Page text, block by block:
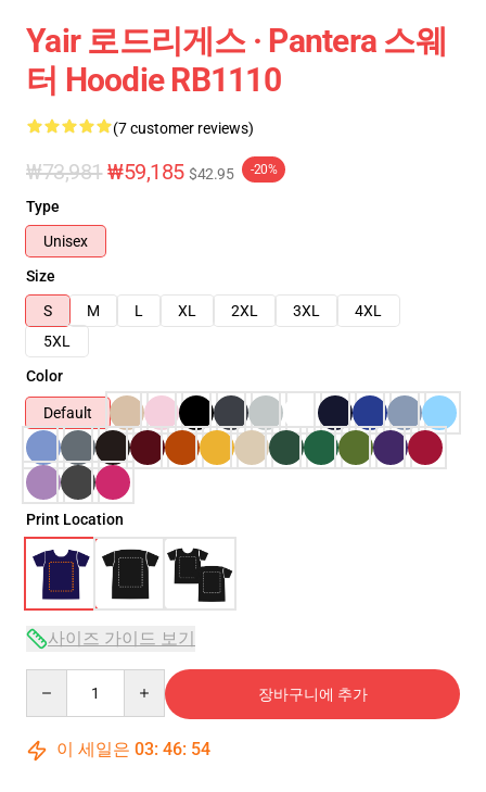
Yair 로드리게스 · Pantera 스웨
터 Hoodie RB1110
(7 customer reviews)
₩73,981 ₩59,185 $42.95 -20%
Type
Unisex
Size
S
M L XL 2XL 3XL
4XL
5XL
Color
Default
Print Location
사이즈 가이드 보기
장바구니에 추가
이 세일은 03: 46: 53